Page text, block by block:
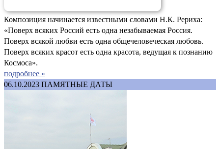
Композиция начинается известными словами Н.К. Рериха:
«Поверх всяких Россий есть одна незабываемая Россия.
Поверх всякой любви есть одна общечеловеческая любовь.
Поверх всяких красот есть одна красота, ведущая к познанию
Космоса».
подробнее »
06.10.2023 ПАМЯТНЫЕ ДАТЫ